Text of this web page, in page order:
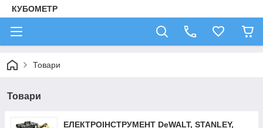
КУБОМЕТР
Товари
Товари
ЕЛЕКТРОІНСТРУМЕНТ DeWALT, STANLEY,